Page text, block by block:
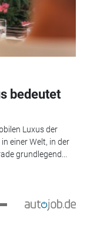
bedeutet
Luxus der
einer Welt, in der
grundlegend...